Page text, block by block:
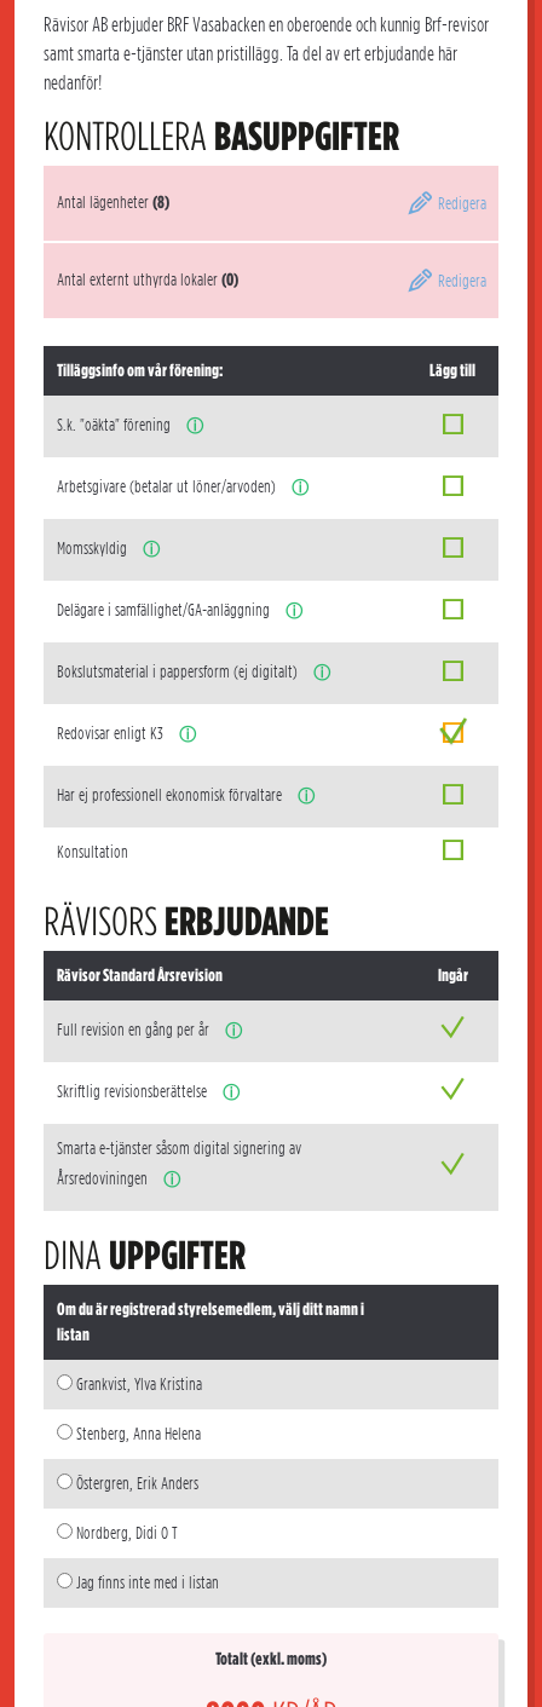
Rävisor AB erbjuder BRF Vasabacken en oberoende och kunnig Brf-revisor
samt smarta e-tjänster utan pristillägg. Ta del av ert erbjudande här
nedanför!
KONTROLLERA BASUPPGIFTER
Antal lägenheter(8) Redigera
Antal externt uthyrda lokaler(0) Redigera
Tilläggsinfo om vår förening: Lägg till
S.k. "oäkta" förening ⓘ
Arbetsgivare (betalar ut löner/arvoden) ⓘ
Momsskyldig ⓘ
Delägare i samfällighet/GA-anläggning ⓘ
Bokslutsmaterial i pappersform (ej digitalt) ⓘ
Redovisar enligt K3 ⓘ
Har ej professionell ekonomisk förvaltare ⓘ
Konsultation
RÄVISORSERBJUDANDE
Rävisor Standard Årsrevision Ingår
Full revision en gång per år ⓘ
Skriftlig revisionsberättelse ⓘ
Smarta e-tjänster såsom digital signering av
Årsredoviningen
ⓘ
DINA UPPGIFTER
Om du är registrerad styrelsemedlem, välj ditt namn i
listan
Grankvist, Ylva Kristina
Stenberg, Anna Helena
Östergren, Erik Anders
Nordberg, Didi O T
Jag finns inte med i listan
Totalt (exkl. moms)